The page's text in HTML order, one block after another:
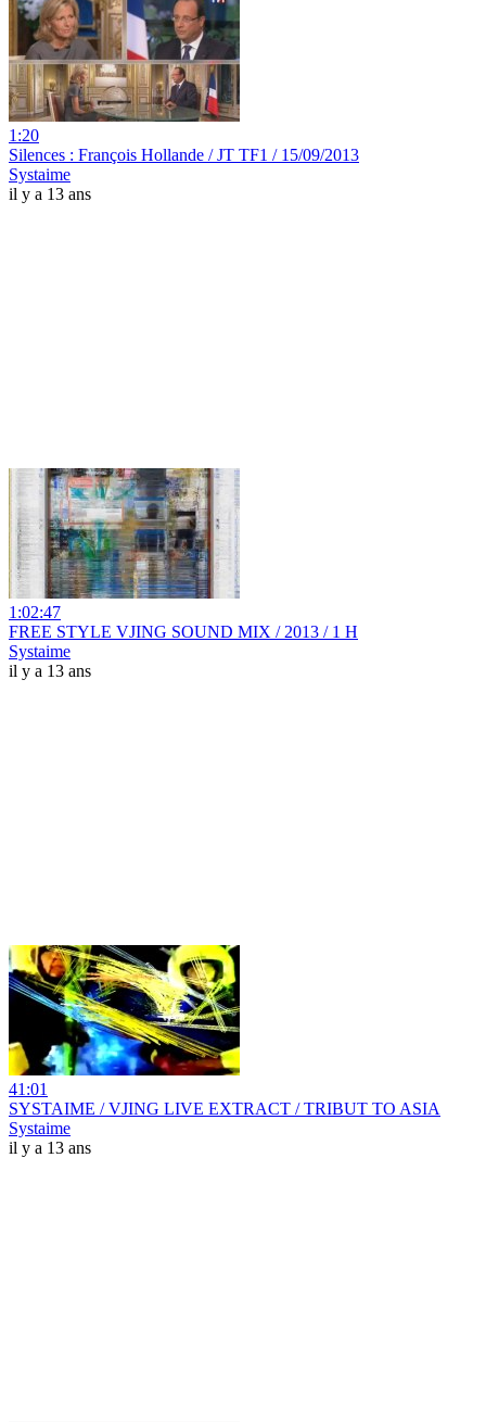
1:20
Silences : François Hollande / JT TF1 / 15/09/2013
Systaime
il y a 13 ans
1:02:47
FREE STYLE VJING SOUND MIX / 2013 / 1 H
Systaime
il y a 13 ans
41:01
SYSTAIME / VJING LIVE EXTRACT / TRIBUT TO ASIA
Systaime
il y a 13 ans